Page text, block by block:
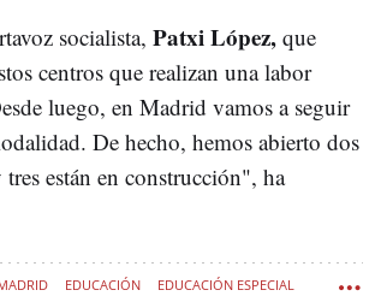
socialista, Patxi López, que
centros que realizan una labor
luego, en Madrid vamos a seguir
De hecho, hemos abierto dos
están en construcción", ha
EDUCACIÓN EDUCACIÓN ESPECIAL